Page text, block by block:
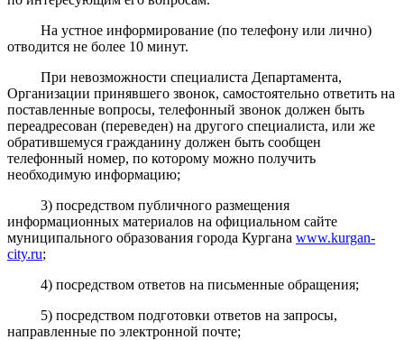
На устное информирование (по телефону или лично)
отводится не более 10 минут.
При невозможности специалиста Департамента,
Организации принявшего звонок, самостоятельно ответить на
поставленные вопросы, телефонный звонок должен быть
переадресован (переведен) на другого специалиста, или же
обратившемуся гражданину должен быть сообщен
телефонный номер, по которому можно получить
необходимую информацию;
3) посредством публичного размещения
информационных материалов на официальном сайте
муниципального образования города Кургана www.kurgan-
city.ru;
4) посредством ответов на письменные обращения;
5) посредством подготовки ответов на запросы,
направленные по электронной почте;